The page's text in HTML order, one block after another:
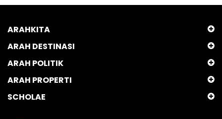
ARAHKITA
ARAH DESTINASI
ARAH POLITIK
ARAH PROPERTI
SCHOLAE